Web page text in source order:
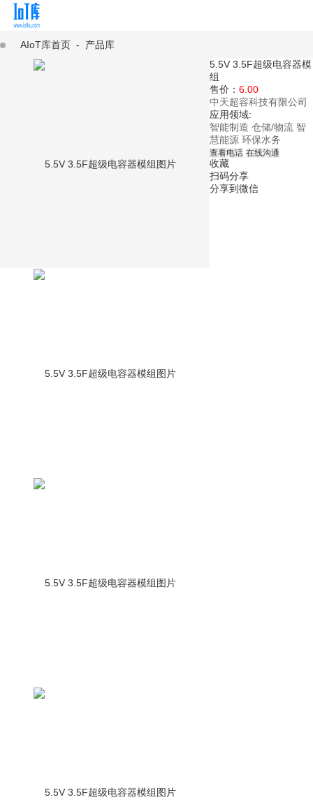
AIoT库首页 - 产品库
5.5V 3.5F超级电容器模
组
售价： 6.00
中天超容科技有限公司
应用领域:
智能制造 仓储/物流 智
慧能源 环保水务
查看电话 在线沟通
收藏
扫码分享
分享到微信